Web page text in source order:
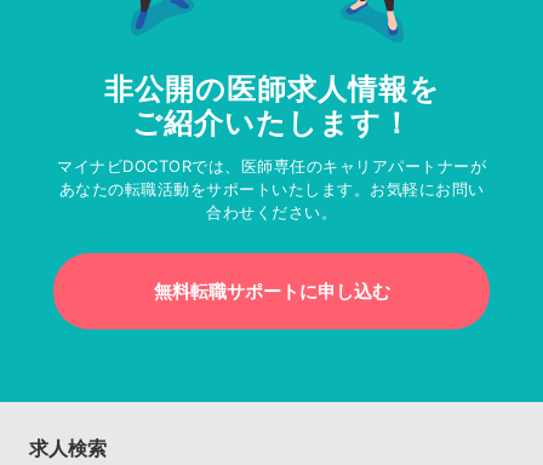
非公開の医師求人情報を
ご紹介いたします！
マイナビDOCTORでは、医師専任のキャリアパートナーが
あなたの転職活動をサポートいたします。お気軽にお問い
合わせください。
無料転職サポートに申し込む
求人検索